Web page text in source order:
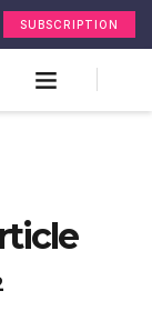
SUBSCRIPTION